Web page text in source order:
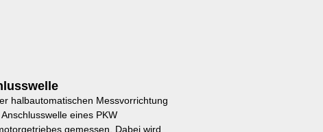
halbautomatischen Messvorrichtung
eines PKW
gemessen. Dabei wird